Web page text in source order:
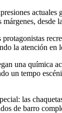
actuales
desde
la atención en
una química
un tempo
las
de barro